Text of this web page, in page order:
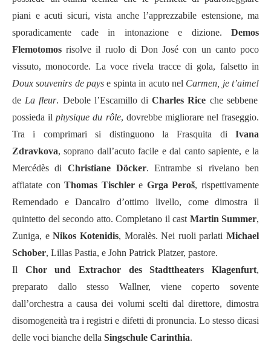
piani e acuti sicuri, vista anche l’apprezzabile estensione, ma
sporadicamente cade in intonazione e dizione. Demos
Flemotomos risolve il ruolo di Don José con un canto poco
vissuto, monocorde. La voce rivela tracce di gola, falsetto in
Doux souvenirs de pays e spinta in acuto nel Carmen, je t’aime!
de La fleur. Debole l’Escamillo diCharles Rice che sebbene
possieda ilphysique du rôle, dovrebbe migliorare nel fraseggio.
Tra i comprimari si distinguono la Frasquita di Ivana
Zdravkova, soprano dall’acuto facile e dal canto sapiente, e la
Mercédès di Christiane Döcker. Entrambe si rivelano ben
affiatate conThomas Tischlere Grga Peroš, rispettivamente
Remendado e Dancaïro d’ottimo livello, come dimostra il
quintetto del secondo atto. Completano il cast Martin Summer,
Zuniga, eNikos Kotenidis, Moralès. Nei ruoli parlati Michael
Schober, Lillas Pastia, e John Patrick Platzer, pastore.
Il Chor und Extrachor des Stadttheaters Klagenfurt,
preparato dallo stesso Wallner, viene coperto sovente
dall’orchestra a causa dei volumi scelti dal direttore, dimostra
disomogeneità tra i registri e difetti di pronuncia. Lo stesso dicasi
delle voci bianche della Singschule Carinthia.